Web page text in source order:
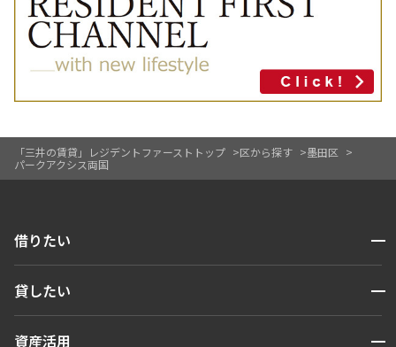
「三井の賃貸」レジデントファーストトップ 区から探す
墨田区
パークアクシス両国
借りたい 開閉
人気エリアから探す
貸したい 開閉
資産活用 開閉